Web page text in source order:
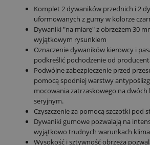
Komplet 2 dywaników przednich i 2
uformowanych z gumy w kolorze
Dywaniki "na miarę" z obrzeżem 30
wyjątkowym rysunkiem
Oznaczenie dywaników kierowcy i
podkreślić pochodzenie od
Podwójne zabezpieczenie przed
pomocą spodniej warstwy
mocowania zatrzaskowego na dwóch
seryjnym.
Czyszczenie za pomocą szczotki pod
Dywaniki gumowe pozwalają na
wyjątkowo trudnych warunkach
Wysokość i sztywność obrzeża